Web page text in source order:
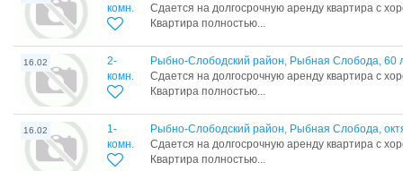
комн.
Сдается на долгосрочную аренду квартира с
Квартира полностью...
16.02
2-
комн.
Рыбно-Слободский район, Рыбная Слобода, 60
Сдается на долгосрочную аренду квартира с
Квартира полностью...
16.02
1-
комн.
Рыбно-Слободский район, Рыбная Слобода,
Сдается на долгосрочную аренду квартира с
Квартира полностью...